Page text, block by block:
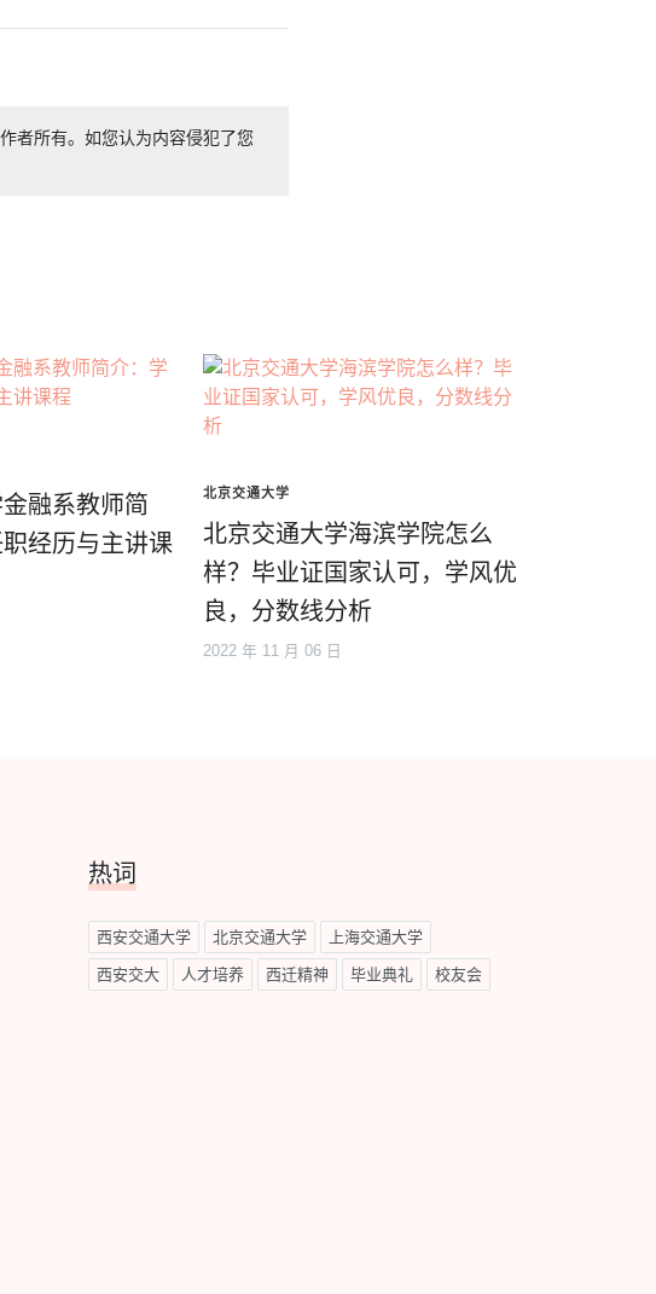
者所有。如您认为内容侵犯了您
融系教师简
经历与主讲课
北京交通大学
北京交通大学海滨学院怎么
样？毕业证国家认可，学风优
良，分数线分析
2022 年 11 月 06 日
热词
西安交通大学 北京交通大学 上海交通大学
西安交大 人才培养 西迁精神 毕业典礼 校友会